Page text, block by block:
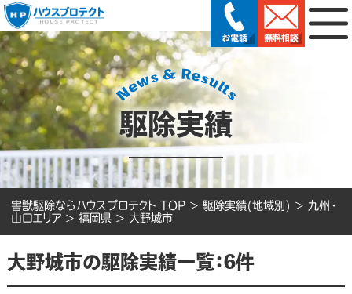
駆除実績
害獣駆除ならハウスプロテクト TOP > 駆除実績(地域別) > 九州・
山口エリア > 福岡県 > 大野城市
大野城市の駆除実績一覧：6件